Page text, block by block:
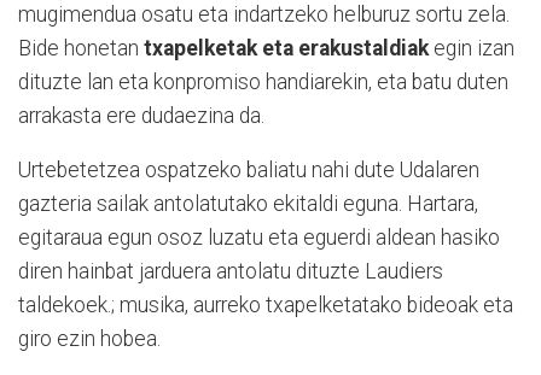
mugimendua osatu eta indartzeko helburuz sortu zela.
Bide honetan txapelketak eta erakustaldiak egin izan
dituzte lan eta konpromiso handiarekin, eta batu duten
arrakasta ere dudaezina da.
Urtebetetzea ospatzeko baliatu nahi dute Udalaren
gazteria sailak antolatutako ekitaldi eguna. Hartara,
egitaraua egun osoz luzatu eta eguerdi aldean hasiko
diren hainbat jarduera antolatu dituzte Laudiers
taldekoek.; musika, aurreko txapelketatako bideoak eta
giro ezin hobea.